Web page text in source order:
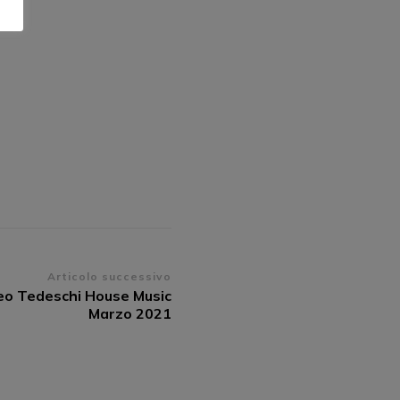
Articolo successivo
Tedeschi House Music
Marzo 2021